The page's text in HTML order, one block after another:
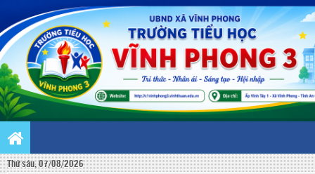
Thứ sáu, 07/08/2026